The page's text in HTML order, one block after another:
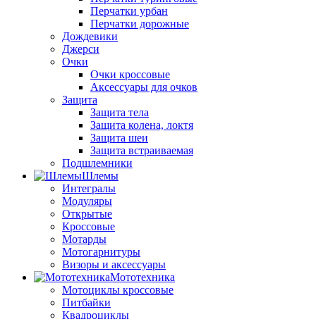
Перчатки урбан
Перчатки дорожные
Дождевики
Джерси
Очки
Очки кроссовые
Аксессуары для очков
Защита
Защита тела
Защита колена, локтя
Защита шеи
Защита встраиваемая
Подшлемники
Шлемы
Интегралы
Модуляры
Открытые
Кроссовые
Мотарды
Мотогарнитуры
Визоры и аксессуары
Мототехника
Мотоциклы кроссовые
Питбайки
Квадроциклы